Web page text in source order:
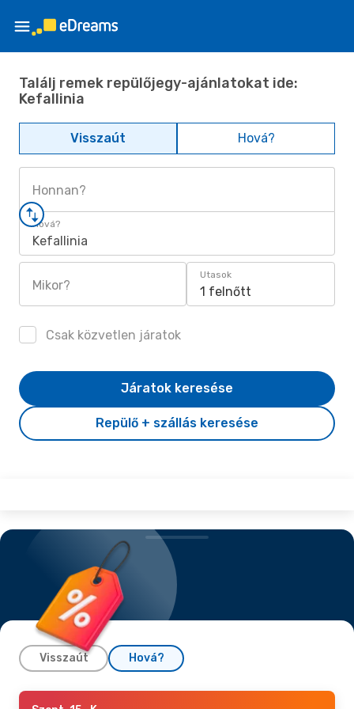
Találj remek repülőjegy-ajánlatokat ide:
Kefallinia
Visszaút Hová?
Honnan?
Hová?
Kefallinia
Mikor?
Utasok
1 felnőtt
Csak közvetlen járatok
Repülő + szállás keresése
Járatok keresése
Visszaút Hová?